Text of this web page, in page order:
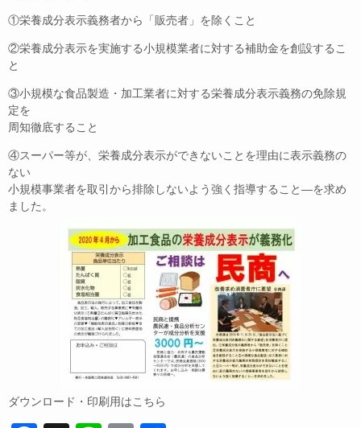
①栄養成分表示義務者から「販売者」を除くこと
②栄養成分表示を実施する小規模業者に対する補助金を創設するこ
と
③小規模な食品製造・加工業者に対する栄養成分表示義務の免除規
定を
周知徹底すること
④スーパー等が、栄養成分表示ができないことを理由に表示義務の
ない
小規模事業者を取引から排除しないよう強く指導すること―を求め
ました。
ダウンロード・印刷用はこちら